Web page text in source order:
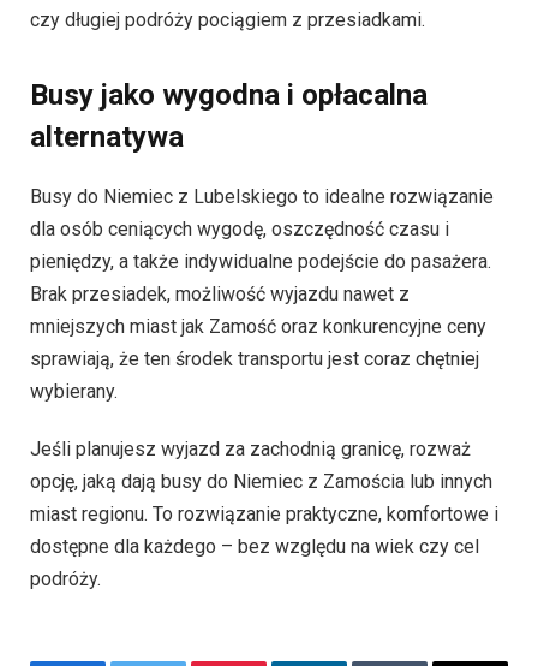
czy długiej podróży pociągiem z przesiadkami.
Busy jako wygodna i opłacalna
alternatywa
Busy do Niemiec z Lubelskiego to idealne rozwiązanie
dla osób ceniących wygodę, oszczędność czasu i
pieniędzy, a także indywidualne podejście do pasażera.
Brak przesiadek, możliwość wyjazdu nawet z
mniejszych miast jak Zamość oraz konkurencyjne ceny
sprawiają, że ten środek transportu jest coraz chętniej
wybierany.
Jeśli planujesz wyjazd za zachodnią granicę, rozważ
opcję, jaką dają busy do Niemiec z Zamościa lub innych
miast regionu. To rozwiązanie praktyczne, komfortowe i
dostępne dla każdego – bez względu na wiek czy cel
podróży.